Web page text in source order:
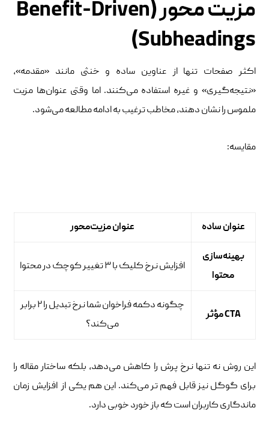
مزیت‌ محور (Benefit-Driven
Subheadings)
اکثر صفحات تنها از عناوین ساده و خنثی مانند «مقدمه»،
«نتیجه‌گیری» و غیره استفاده می‌کنند. اما وقتی عنوان‌ها مزیت
ملموس را نشان دهند، مخاطب ترغیب به ادامه مطالعه می‌شود.
مقایسه:
عنوان ساده عنوان مزیت‌محور
بهینه‌سازی
محتوا
افزایش نرخ کلیک با ۳ تغییر کوچک در محتوا
CTA مؤثر
چگونه دکمه فراخوان شما نرخ تبدیل را ۲ برابر
می‌کند؟
این روش نه‌ تنها نرخ پرش را کاهش می‌دهد، بلکه ساختار مقاله را
برای گوگل نیز قابل‌ فهم ‌تر می‌کند. این هم یکی از افزایش زمان
ماندگاری کاربران است که باز خورد خوبی دارد.